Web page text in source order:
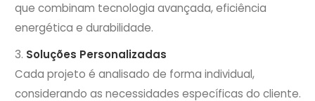
que combinam tecnologia avançada, eficiência
energética e durabilidade.
Soluções Personalizadas
Cada projeto é analisado de forma individual,
considerando as necessidades específicas do cliente.